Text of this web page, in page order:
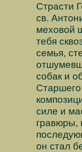
Страсти
св.
меховой
тебя
семья,
собак и
силе и
гравюры,
он стал